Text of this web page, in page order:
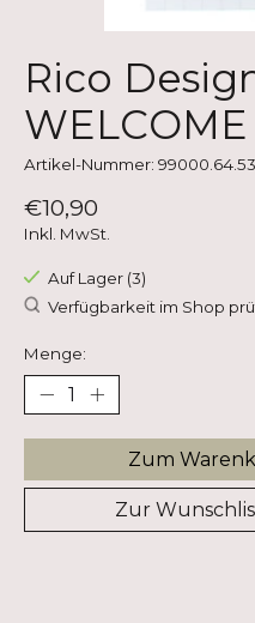
Rico
Artikel-Nummer: 99000.64.53
€10,90
Inkl. MwSt.
Auf Lager (3)
Verfügbarkeit im Shop
Menge:
Zum
Zur